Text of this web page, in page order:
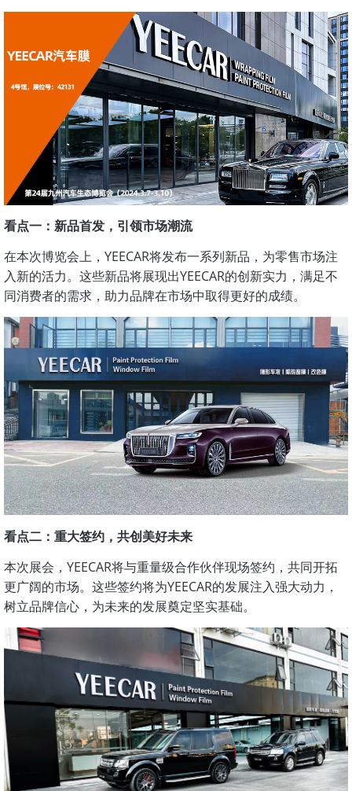
看点一：新品首发，引领市场潮流
在本次博览会上，YEECAR将发布一系列新品，为零售市场注
入新的活力。这些新品将展现出YEECAR的创新实力，满足不
同消费者的需求，助力品牌在市场中取得更好的成绩。
看点二：重大签约，共创美好未来
本次展会，YEECAR将与重量级合作伙伴现场签约，共同开拓
更广阔的市场。这些签约将为YEECAR的发展注入强大动力，
树立品牌信心，为未来的发展奠定坚实基础。